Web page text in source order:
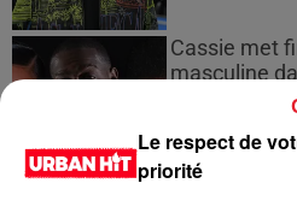
Cassie met
masculine
Le respect de
priorité